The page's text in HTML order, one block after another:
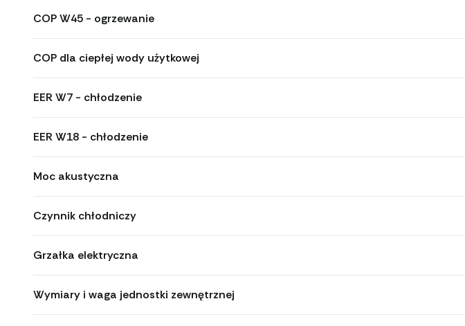
COP W45 - ogrzewanie
COP dla ciepłej wody użytkowej
EER W7 - chłodzenie
EER W18 - chłodzenie
Moc akustyczna
Czynnik chłodniczy
Grzałka elektryczna
Wymiary i waga jednostki zewnętrznej